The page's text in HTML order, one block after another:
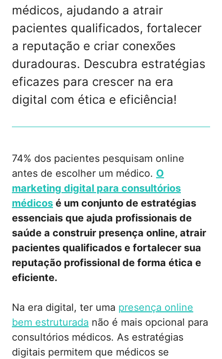
médicos, ajudando a atrair
pacientes qualificados, fortalecer
a reputação e criar conexões
duradouras. Descubra estratégias
eficazes para crescer na era
digital com ética e eficiência!
74% dos pacientes pesquisam online
antes de escolher um médico. O
marketing digital para consultórios
médicos é um conjunto de estratégias
essenciais que ajuda profissionais de
saúde a construir presença online, atrair
pacientes qualificados e fortalecer sua
reputação profissional de forma ética e
eficiente.
Na era digital, ter uma presença online
bem estruturada não é mais opcional para
consultórios médicos. As estratégias
digitais permitem que médicos se